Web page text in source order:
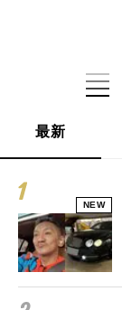
最新
NEW